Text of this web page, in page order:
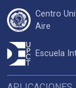
Centro
Aire
Escuela